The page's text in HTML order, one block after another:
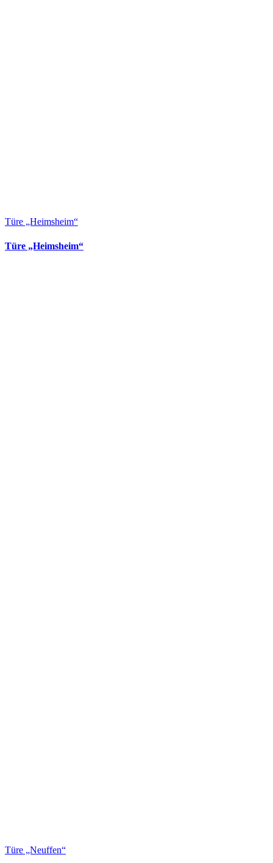
Türe „Heimsheim“
Türe „Heimsheim“
Türe „Neuffen“